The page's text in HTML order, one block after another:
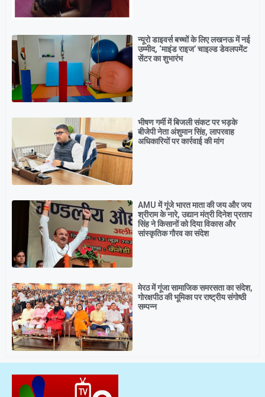
न्यूरो डाइवर्स बच्चों के लिए लखनऊ में नई
उम्मीद, ‘माइंड राइज’ चाइल्ड डेवलपमेंट
सेंटर का शुभारंभ
भीषण गर्मी में बिजली संकट पर भड़के
बीजेपी नेता अंशुमान सिंह, लापरवाह
अधिकारियों पर कार्रवाई की मांग
AMU में गूंजे भारत माता की जय और जय
श्रीराम के नारे, उद्यान मंत्री दिनेश प्रताप
सिंह ने किसानों को दिया विकास और
सांस्कृतिक गौरव का संदेश
मेरठ में गूंजा सामाजिक समरसता का संदेश,
गोरक्षपीठ की भूमिका पर राष्ट्रीय संगोष्ठी
सम्पन्न